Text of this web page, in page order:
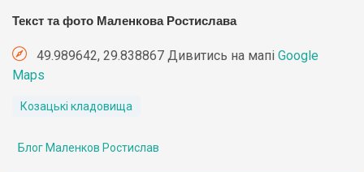
Текст та фото Маленкова Ростислава
49.989642, 29.838867 Дивитись на мапі Google
Maps
Козацькі кладовища
Блог Маленков Ростислав